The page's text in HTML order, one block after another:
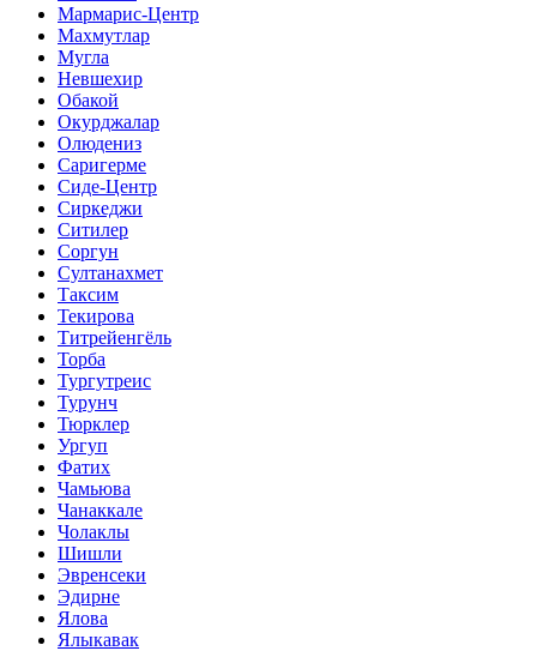
Мармарис-Центр
Махмутлар
Мугла
Невшехир
Обакой
Окурджалар
Олюдениз
Саригерме
Сиде-Центр
Сиркеджи
Ситилер
Соргун
Султанахмет
Таксим
Текирова
Титрейенгёль
Торба
Тургутреис
Турунч
Тюрклер
Ургуп
Фатих
Чамьюва
Чанаккале
Чолаклы
Шишли
Эвренсеки
Эдирне
Ялова
Ялыкавак